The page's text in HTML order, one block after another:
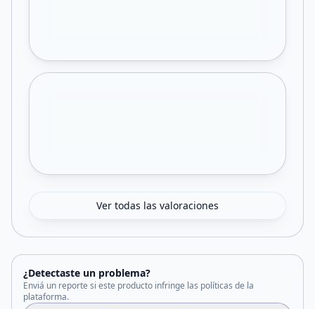
Ver todas las valoraciones
¿Detectaste un problema?
Enviá un reporte si este producto infringe las políticas de la
plataforma.